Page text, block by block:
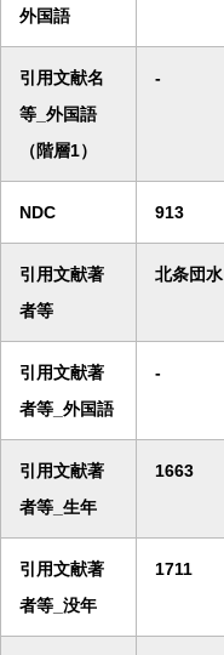
外国語
引用文献名
等_外国語
（階層1）
-
NDC 913
引用文献著
者等
北条団水
引用文献著
者等_外国語
-
引用文献著
者等_生年
1663
引用文献著
者等_没年
1711